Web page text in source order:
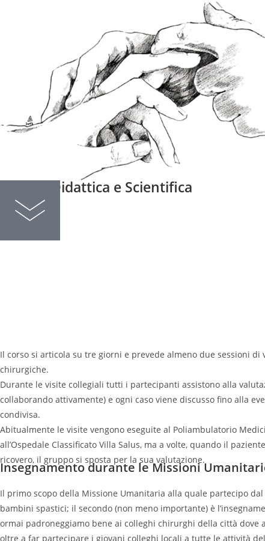
Attività Didattica e Scientifica
Il corso si articola su tre giorni e prevede almeno due sessioni di
chirurgiche.
Durante le visite collegiali tutti i partecipanti assistono alla
collaborando attivamente) e ogni caso viene discusso fino alla
condivisa.
Abitualmente le visite vengono eseguite al Poliambulatorio
all’Ospedale Classificato Villa Salus, ma a volte, quando il
ricovero, il gruppo si sposta per la sua valutazione.
Insegnamento durante le Missioni
Il primo scopo della Missione Umanitaria alla quale partecipo
bambini spastici; il secondo (non meno importante) è
ormai padroneggiamo bene ai colleghi chirurghi della città dove
oltre a far partecipare i giovani colleghi locali a tutte le attività